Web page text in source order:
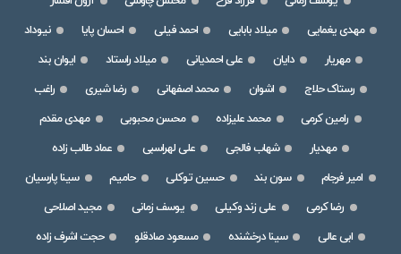
مهدی یغمایی
میلاد بابایی احمد فیلی احسان پایا
نیوداد
مهریار
دایان علی احمدیانی میلاد راستاد
ایوان بند
رستاک حلاج
اشوان محمد اصفهانی رضا شیری
راغب
رامین کرمی
محمد علیزاده محسن محبوبی
مهدی مقدم
مهدیار
شهاب فالجی علی لهراسبی
عماد طالب زاده
امیر فرجام
سون بند حسین توکلی حامیم
سینا پارسیان
رضا کرمی
علی زند وکیلی یوسف زمانی
مجید اصلاحی
ابی عالی
سینا درخشنده مسعود صادقلو
حجت اشرف زاده